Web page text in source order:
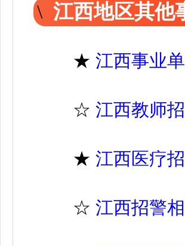
江西地区其他
★ 江西事业
☆ 江西教师
★ 江西医疗
☆ 江西招警